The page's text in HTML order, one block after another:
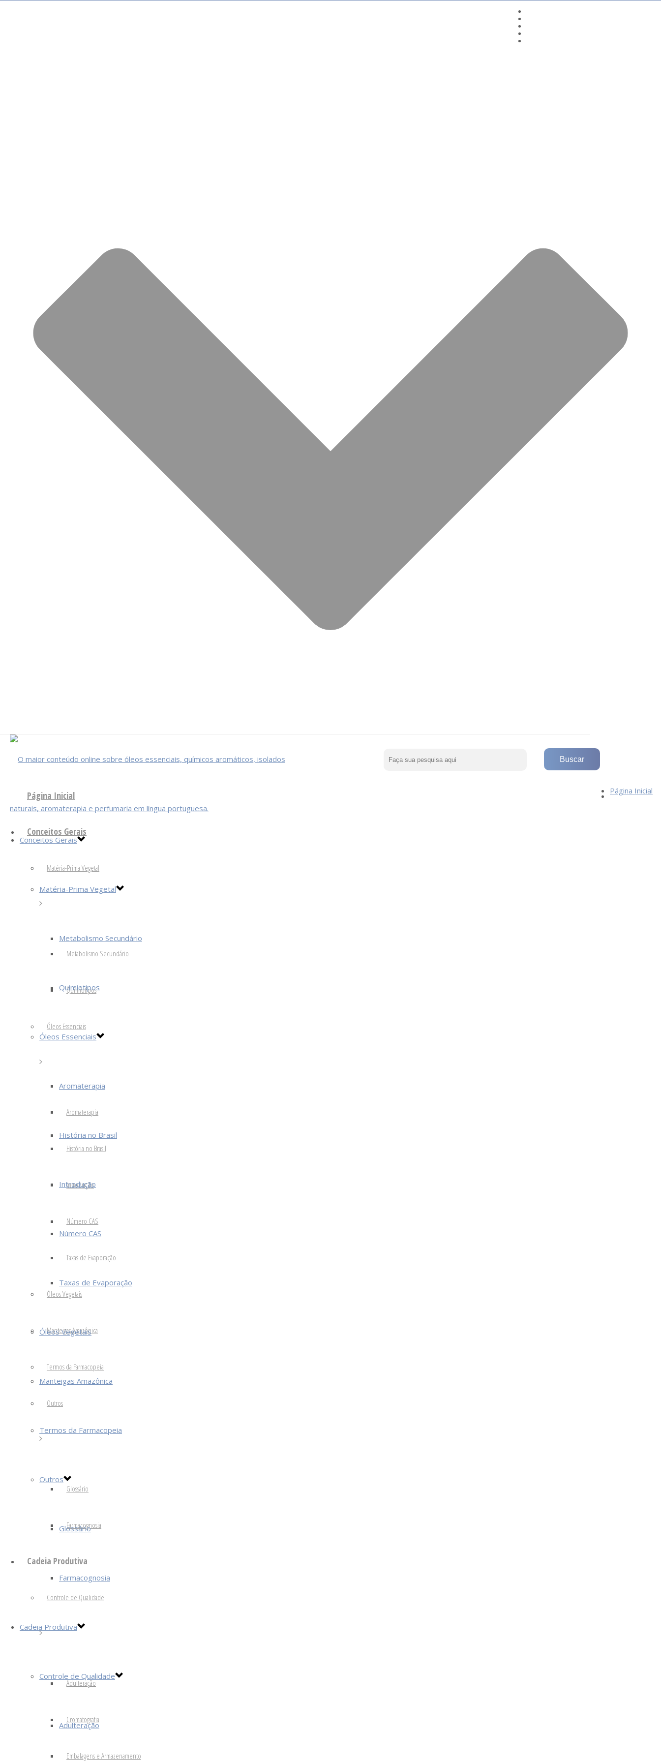
Página Inicial
Conceitos Gerais
Matéria-Prima Vegetal
Metabolismo Secundário
Quimiotipos
Óleos Essenciais
Aromaterapia
História no Brasil
Introdução
Número CAS
Taxas de Evaporação
Óleos Vegetais
Manteigas Amazônica
Termos da Farmacopeia
Outros
Glossário
Farmacognosia
Cadeia Produtiva
Controle de Qualidade
Adulteração
Cromatografia
Embalagens e Armazenamento
Página Inicial
Conceitos Gerais
Matéria-Prima Vegetal
Metabolismo Secundário
Quimiotipos
Óleos Essenciais
Aromaterapia
História no Brasil
Introdução
Número CAS
Taxas de Evaporação
Óleos Vegetais
Manteigas Amazônica
Termos da Farmacopeia
Outros
Glossário
Farmacognosia
Cadeia Produtiva
Controle de Qualidade
Adulteração